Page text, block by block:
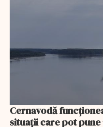
Cernavodă
situații care pot